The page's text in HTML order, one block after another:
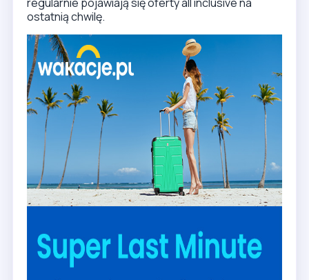
Gdzie najczęściej można polecieć na
wakacje z wylotem jutro